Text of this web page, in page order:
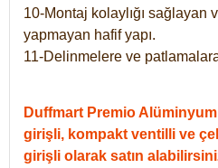
10-Montaj kolaylığı sağlayan
yapmayan hafif yapı.
11-Delinmelere ve
Duffmart Premio
girişli, kompakt ventilli ve
girişli olarak satın